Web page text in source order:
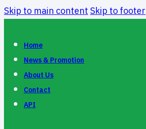
Skip to main contentSkip to footer
Home
News & Promotion
About Us
Contact
API